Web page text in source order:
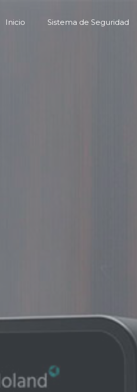
Inicio Sistema de Seguridad